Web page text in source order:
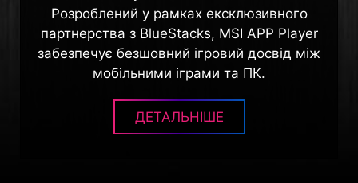
Розроблений у рамках ексклюзивного
партнерства з BlueStacks, MSI APP Player
забезпечує безшовний ігровий досвід між
мобільними іграми та ПК.
ДЕТАЛЬНІШЕ